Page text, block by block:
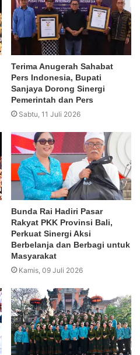
Terima Anugerah Sahabat
Pers Indonesia, Bupati
Sanjaya Dorong Sinergi
Pemerintah dan Pers
Sabtu, 11 Juli 2026
Bunda Rai Hadiri Pasar
Rakyat PKK Provinsi Bali,
Perkuat Sinergi Aksi
Berbelanja dan Berbagi untuk
Masyarakat
Kamis, 09 Juli 2026